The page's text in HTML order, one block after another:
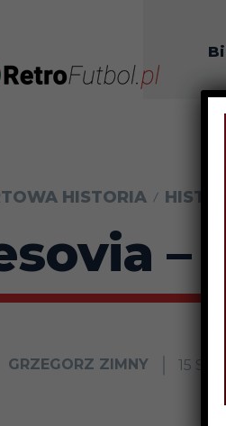
O
HISTORIA
–
GRZEGORZ ZIMNY 15